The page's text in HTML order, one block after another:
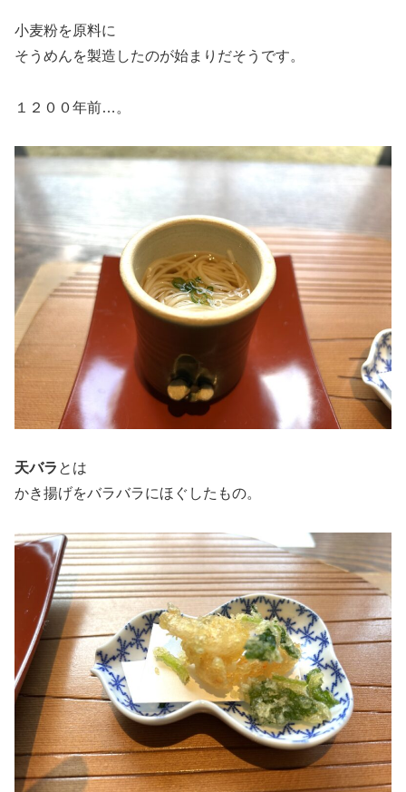
小麦粉を原料に
そうめんを製造したのが始まりだそうです。
１２００年前…。
天バラ とは
かき揚げをバラバラにほぐしたもの。